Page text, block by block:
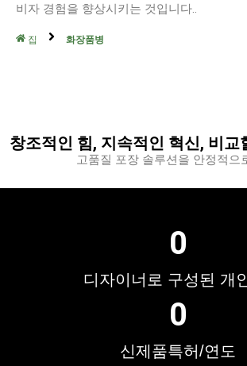
비자 경험을 향상시키는 것입니다..
집 화장품병
창조적인 힘, 지속적인 혁신, 비교
고품질 포장 솔루션을 안정적으
디자이너로 구성된 개
0
신제품특허/연도
0